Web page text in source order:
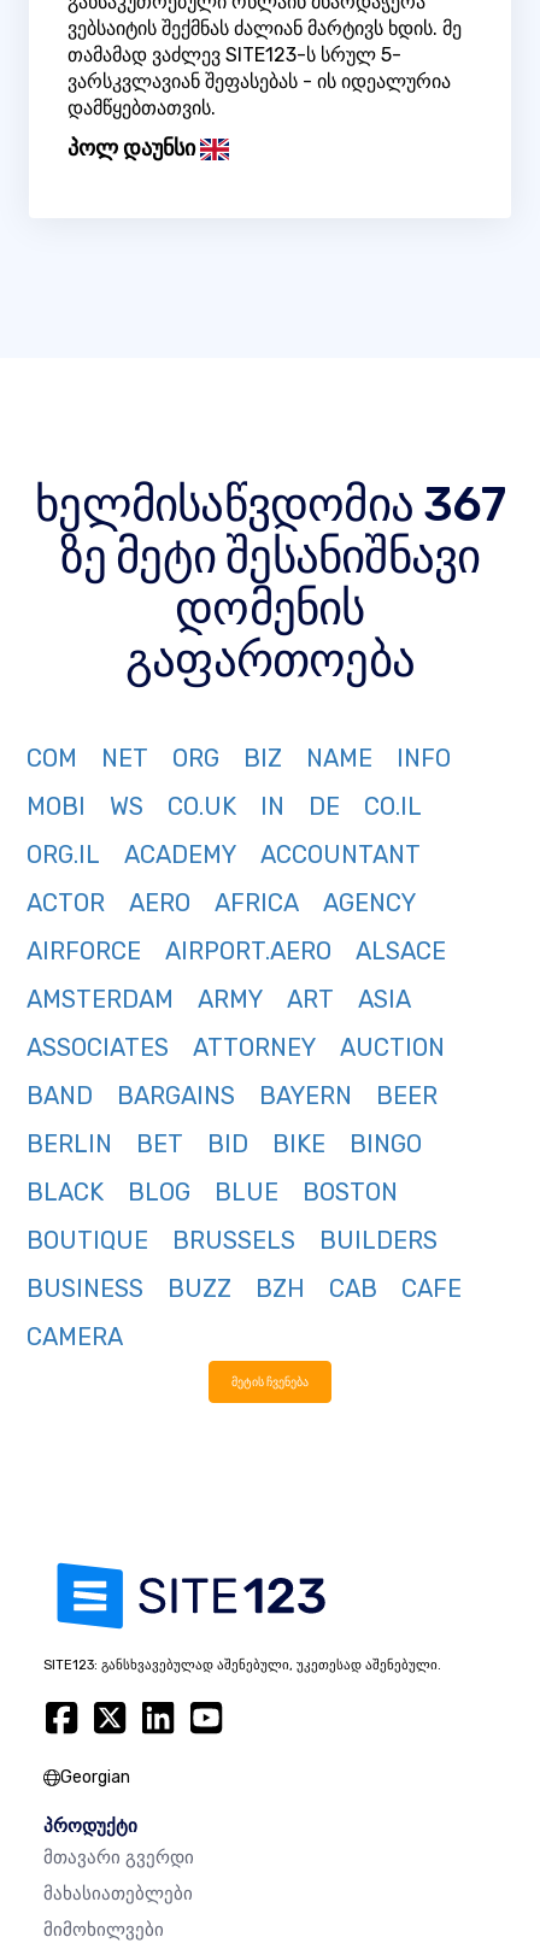
ვებსაიტის შექმნას ძალიან მარტივს ხდის. მე
თამამად ვაძლევ SITE123-ს სრულ 5-
ვარსკვლავიან შეფასებას - ის იდეალურია
დამწყებთათვის.
პოლ დაუნსი
ხელმისაწვდომია 367
ზე მეტი შესანიშნავი
დომენის
გაფართოება
COM NET ORG BIZ NAME
INFO
MOBI
WS CO.UK IN DE
CO.IL
ORG.IL
ACADEMY
ACCOUNTANT
ACTOR
AERO AFRICA
AGENCY
AIRFORCE
AIRPORT.AERO
ALSACE
AMSTERDAM
ARMY ART
ASIA
ASSOCIATES
ATTORNEY
AUCTION
BAND
BARGAINS BAYERN
BEER
BERLIN
BET BID BIKE
BINGO
BLACK
BLOG BLUE
BOSTON
BOUTIQUE
BRUSSELS
BUILDERS
BUSINESS
BUZZ BZH CAB
CAFE
CAMERA
მეტის ჩვენება
SITE123: განსხვავებულად აშენებული, უკეთესად აშენებული.
Georgian
პროდუქტი
Მთავარი Გვერდი
Მახასიათებლები
Მიმოხილვები